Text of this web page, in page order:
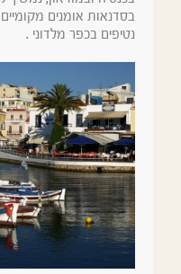
בסדנאות אומנים
נטיפים בכפר מלדוני .